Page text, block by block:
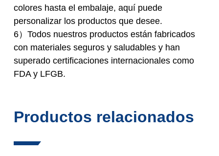
colores hasta el embalaje, aquí puede
personalizar los productos que desee.
6）Todos nuestros productos están fabricados
con materiales seguros y saludables y han
superado certificaciones internacionales como
FDA y LFGB.
Productos relacionados